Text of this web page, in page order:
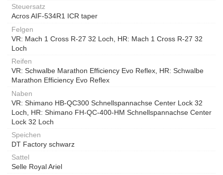
Steuersatz
Acros AIF-534R1 ICR taper
Felgen
VR: Mach 1 Cross R-27 32 Loch, HR: Mach 1 Cross R-27 32
Loch
Reifen
VR: Schwalbe Marathon Efficiency Evo Reflex, HR: Schwalbe
Marathon Efficiency Evo Reflex
Naben
VR: Shimano HB-QC300 Schnellspannachse Center Lock 32
Loch, HR: Shimano FH-QC-400-HM Schnellspannachse Center
Lock 32 Loch
Speichen
DT Factory schwarz
Sattel
Selle Royal Ariel